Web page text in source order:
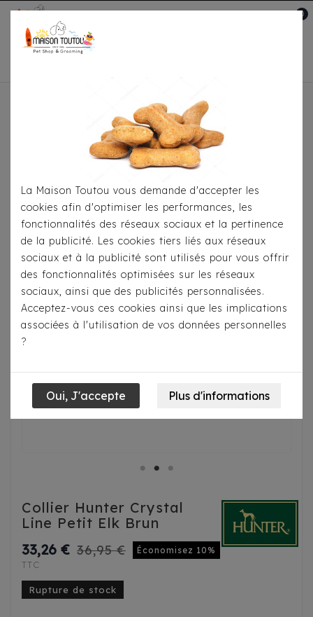
0
Pour Les Balades Colliers
Hunter Crystal Line Petit Elk Brun
Collier Hunter Crystal
Line Petit Elk Brun
33,26 € 36,95 € Économisez 10%
TTC
Rupture de stock
La Maison Toutou vous demande d'accepter les
cookies afin d'optimiser les performances, les
fonctionnalités des réseaux sociaux et la pertinence
de la publicité. Les cookies tiers liés aux réseaux
sociaux et à la publicité sont utilisés pour vous offrir
des fonctionnalités optimisées sur les réseaux
sociaux, ainsi que des publicités personnalisées.
Acceptez-vous ces cookies ainsi que les implications
associées à l'utilisation de vos données personnelles
?